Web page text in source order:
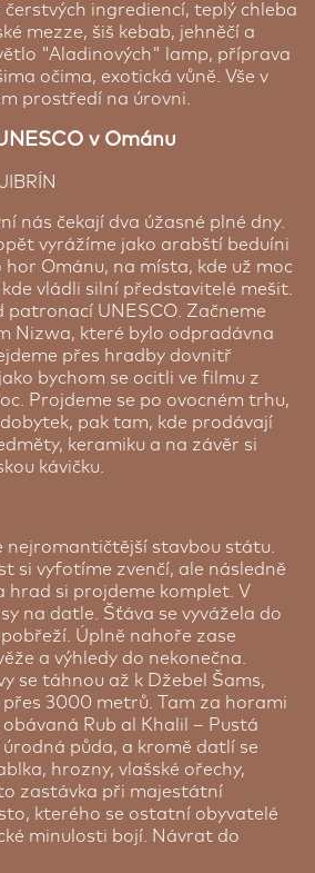
ingrediencí, teplý chleba
mezze, šiš kebab, jehněčí a
"Aladinových" lamp, příprava
očima, exotická vůně. Vše v
prostředí na úrovni.
v Ománu
nás čekají dva úžasné plné dny.
vyrážíme jako arabští beduíni
hor Ománu, na místa, kde už moc
vládli silní představitelé mešit.
patronací UNESCO. Začneme
Nizwa, které bylo odpradávna
přes hradby dovnitř
bychom se ocitli ve filmu z
Projdeme se po ovocném trhu,
pak tam, kde prodávají
keramiku a na závěr si
kávičku.
nejromantičtější stavbou státu.
si vyfotíme zvenčí, ale následně
hrad si projdeme komplet. V
na datle. Šťáva se vyvážela do
Úplně nahoře zase
a výhledy do nekonečna.
se táhnou až k Džebel Šams,
přes 3000 metrů. Tam za horami
Rub al Khalil – Pustá
půda, a kromě datlí se
hrozny, vlašské ořechy,
zastávka při majestátní
kterého se ostatní obyvatelé
minulosti bojí. Návrat do